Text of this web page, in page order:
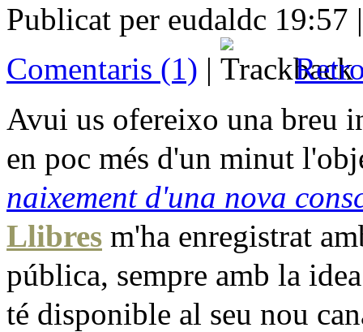
Publicat per eudaldc 19:57
Comentaris (1) |
Avui us ofereixo una breu
en poc més d'un minut
naixement d'una nova
Llibres m'ha enregistrat
pública, sempre amb la
té disponible al seu nou